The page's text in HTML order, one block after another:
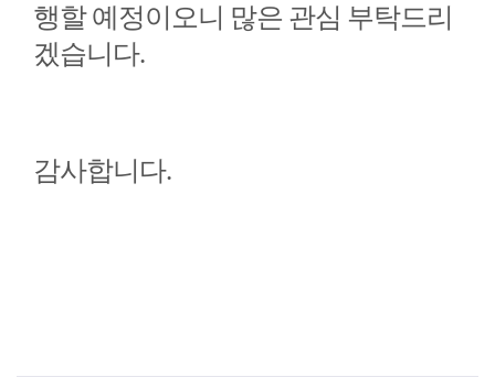
행할 예정이오니 많은 관심 부탁드리
겠습니다.
감사합니다.